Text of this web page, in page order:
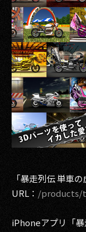
「暴走列伝 単車
URL： /products/
iPhoneアプリ「暴